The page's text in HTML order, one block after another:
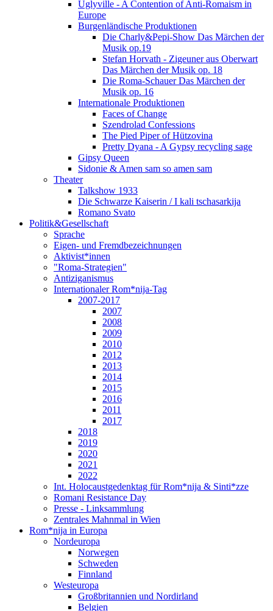
Uglyville - A Contention of Anti-Romaism in
Europe
Burgenländische Produktionen
Die Charly&Pepi-Show Das Märchen der
Musik op.19
Stefan Horvath - Zigeuner aus Oberwart
Das Märchen der Musik op. 18
Die Roma-Schauer Das Märchen der
Musik op. 16
Internationale Produktionen
Faces of Change
Szendrolad Confessions
The Pied Piper of Hützovina
Pretty Dyana - A Gypsy recycling sage
Gipsy Queen
Sidonie & Amen sam so amen sam
Theater
Talkshow 1933
Die Schwarze Kaiserin / I kali tschasarkija
Romano Svato
Politik&Gesellschaft
Sprache
Eigen- und Fremdbezeichnungen
Aktivist*innen
"Roma-Strategien"
Antiziganismus
Internationaler Rom*nija-Tag
2007-2017
2007
2008
2009
2010
2012
2013
2014
2015
2016
2011
2017
2018
2019
2020
2021
2022
Int. Holocaustgedenktag für Rom*nija & Sinti*zze
Romani Resistance Day
Presse - Linksammlung
Zentrales Mahnmal in Wien
Rom*nija in Europa
Nordeuropa
Norwegen
Schweden
Finnland
Westeuropa
Großbritannien und Nordirland
Belgien